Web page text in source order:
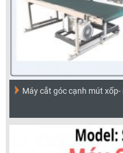
Máy cắt góc cạnh mút xốp-